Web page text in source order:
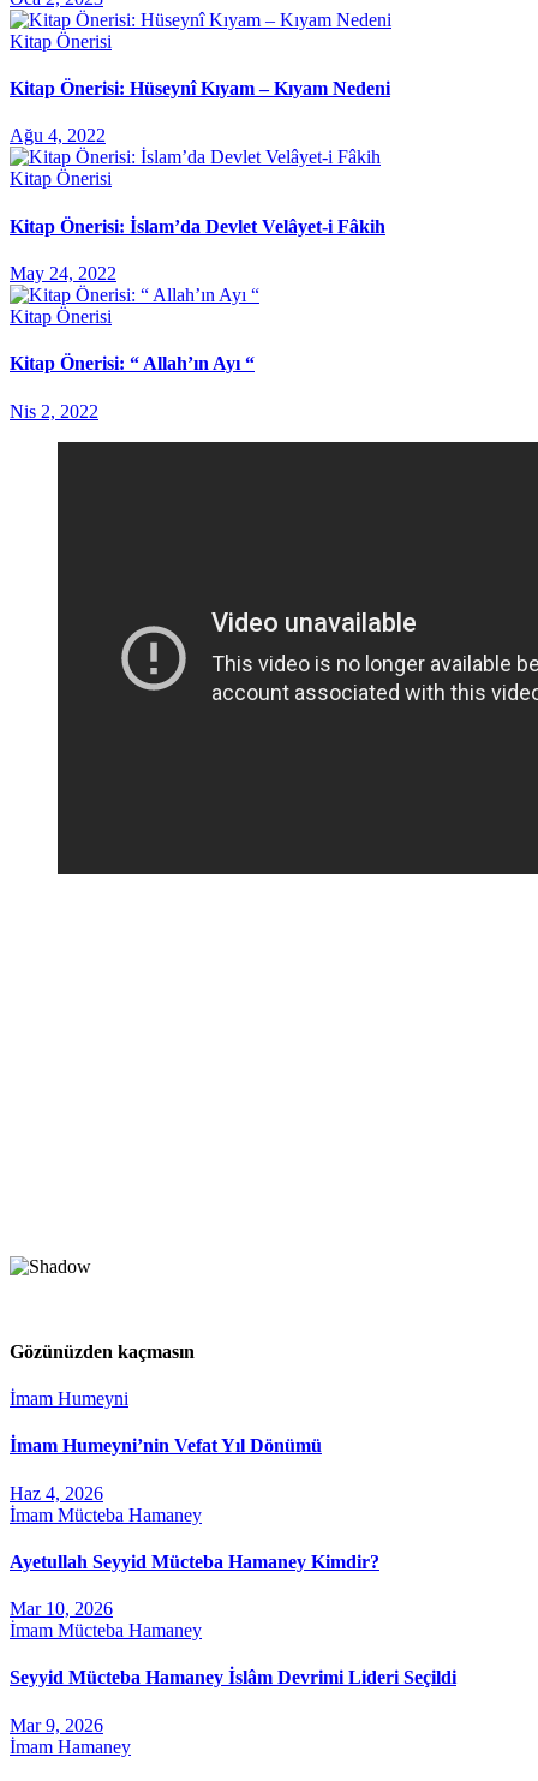
Kitap Önerisi
Kitap Önerisi: Hüseynî Kıyam – Kıyam Nedeni
Ağu 4, 2022
Kitap Önerisi
Kitap Önerisi: İslam’da Devlet Velâyet-i Fâkih
May 24, 2022
Kitap Önerisi
Kitap Önerisi: “ Allah’ın Ayı “
Nis 2, 2022
Gözünüzden kaçmasın
İmam Humeyni
İmam Humeyni’nin Vefat Yıl Dönümü
Haz 4, 2026
İmam Mücteba Hamaney
Ayetullah Seyyid Mücteba Hamaney Kimdir?
Mar 10, 2026
İmam Mücteba Hamaney
Seyyid Mücteba Hamaney İslâm Devrimi Lideri Seçildi
Mar 9, 2026
İmam Hamaney